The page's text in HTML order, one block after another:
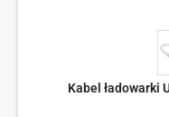
Kabel ładowarki